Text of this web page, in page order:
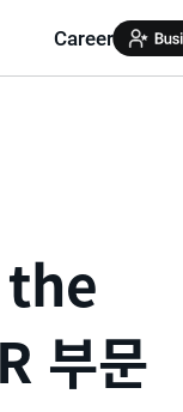
Career
the
부문